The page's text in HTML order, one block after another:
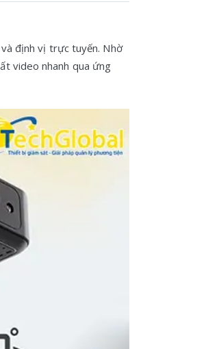
định vị trực tuyến. Nhờ
video nhanh qua ứng